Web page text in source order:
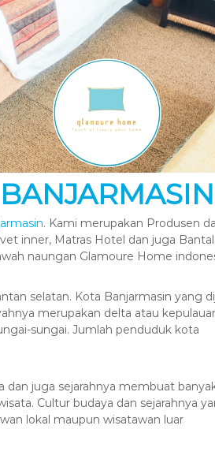
. Kami merupakan Produsen
inner, Matras Hotel dan juga
naungan Glamoure Home
selatan. Kota Banjarmasin yang
merupakan delta atau
sungai. Jumlah penduduk kota
dan juga sejarahnya membuat
Cultur budaya dan sejarahnya
lokal maupun wisatawan luar